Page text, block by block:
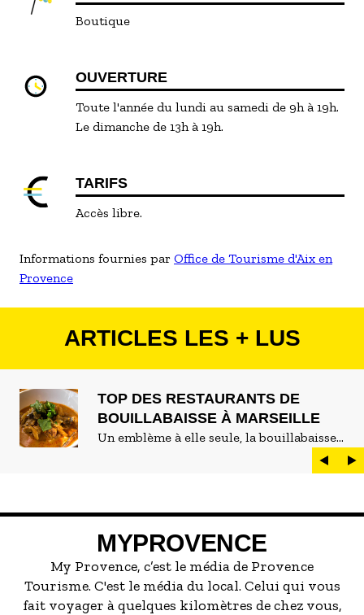
Boutique
OUVERTURE
Toute l'année du lundi au samedi de 9h à 19h.
Le dimanche de 13h à 19h.
TARIFS
Accès libre.
Informations fournies par Office de Tourisme d'Aix en
Provence
ARTICLES LES + LUS
TOP DES RESTAURANTS DE
BOUILLABAISSE À MARSEILLE
Un emblème à elle seule, la bouillabaisse
est LE plat marseillais par excellence. On
peut d'ailleurs vite être submergé·e par la
servir la meilleure...
MYPROVENCE
My Provence, c’est le média de Provence
Tourisme. C'est le média du local. Celui qui vous
fait voyager à quelques kilomètres de chez vous,